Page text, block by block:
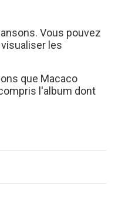
Vous pouvez
les
que Macaco
l'album dont